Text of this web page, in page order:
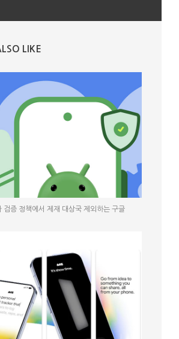
LIKE
검증 정책에서 제재 대상국 제외하는 구글